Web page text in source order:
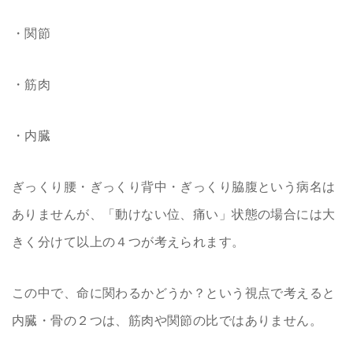
・関節
・筋肉
・内臓
ぎっくり腰・ぎっくり背中・ぎっくり脇腹という病名は
ありませんが、「動けない位、痛い」状態の場合には大
きく分けて以上の４つが考えられます。
この中で、命に関わるかどうか？という視点で考えると
内臓・骨の２つは、筋肉や関節の比ではありません。